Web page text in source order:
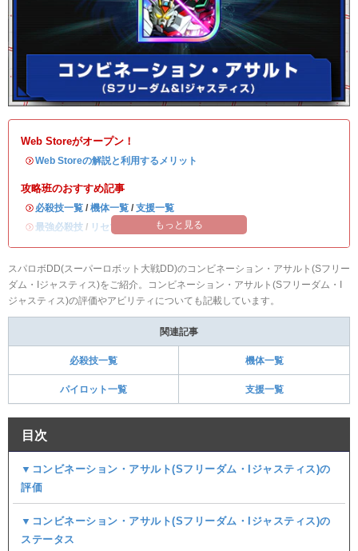
Web Storeがオープン！
・Web Storeの解説と利用するメリット
攻略班のおすすめ記事
・ 必殺技一覧 / 機体一覧 / 支援一覧
・最強必殺技 / リセマラ当たりランキング
もっと見る
スパロボDD(スーパーロボット大戦DD)のコンビネーション・アサルト(Sフリー
ダム・Iジャスティス)をご紹介。コンビネーション・アサルト(Sフリーダム・I
ジャスティス)の評価やアビリティについても記載しています。
関連記事
必殺技一覧 機体一覧
パイロット一覧 支援一覧
目次
▼コンビネーション・アサルト(Sフリーダム・Iジャスティス)の
評価
▼コンビネーション・アサルト(Sフリーダム・Iジャスティス)の
ステータス